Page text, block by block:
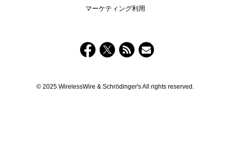
マーケティング利用
© 2025 WirelessWire & Schrödinger's All rights reserved.